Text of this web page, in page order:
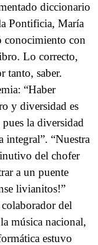
diccionario
Pontificia, María
conocimiento con
Lo correcto,
tanto, saber.
“Haber
y diversidad es
la diversidad
integral”. “Nuestra
del chofer
a un puente
livianitos!”
del
música nacional,
estuvo